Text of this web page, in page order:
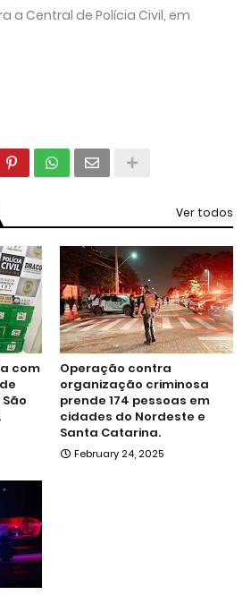
a Central de Polícia Civil, em
Ver todos
com
Operação contra
organização criminosa
prende 174 pessoas em
cidades do Nordeste e
Santa Catarina.
February 24, 2025